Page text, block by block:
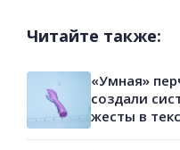
Читайте также:
«Умная»
создали
жесты в